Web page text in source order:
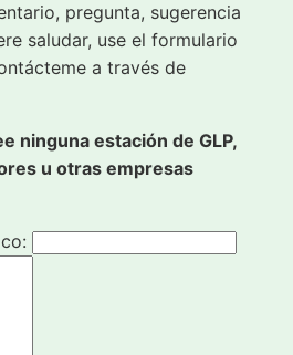
pregunta, sugerencia
saludar, use el formulario
a través de
ninguna estación de GLP,
u otras empresas